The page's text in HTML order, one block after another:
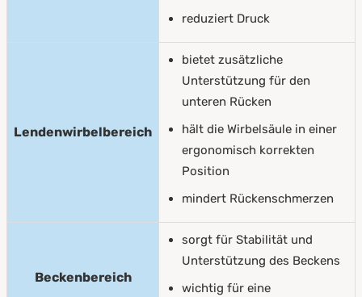
reduziert Druck
Lendenwirbelbereich
bietet zusätzliche
Unterstützung für den
unteren Rücken
hält die Wirbelsäule in einer
ergonomisch korrekten
Position
mindert Rückenschmerzen
Beckenbereich
sorgt für Stabilität und
Unterstützung des Beckens
wichtig für eine